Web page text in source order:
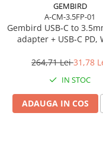
GEMBIRD
A-CM-3.5FP-01
Gembird USB‑C to
adapter + USB‑C PD,
264,71 Lei31,78
IN STOC
ADAUGA IN COS